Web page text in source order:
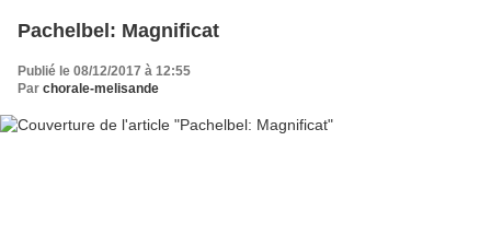
Pachelbel: Magnificat
Publié le 08/12/2017 à 12:55
Par chorale-melisande